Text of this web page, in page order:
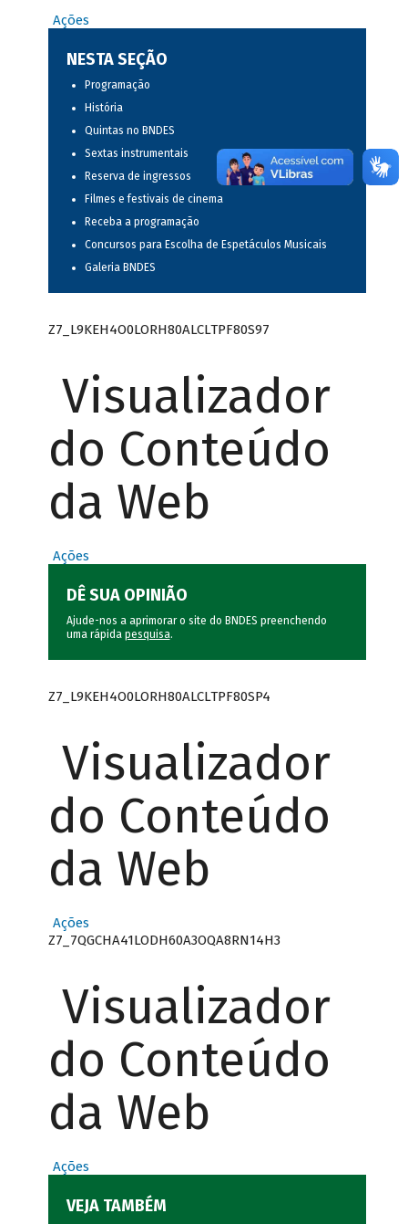
Ações
NESTA SEÇÃO
Programação
História
Quintas no BNDES
Sextas instrumentais
Reserva de ingressos
Filmes e festivais de cinema
Receba a programação
Concursos para Escolha de Espetáculos Musicais
Galeria BNDES
Z7_L9KEH4O0LORH80ALCLTPF80S97
Visualizador
do Conteúdo
da Web
Ações
DÊ SUA OPINIÃO
Ajude-nos a aprimorar o site do BNDES preenchendo
uma rápida pesquisa.
Z7_L9KEH4O0LORH80ALCLTPF80SP4
Visualizador
do Conteúdo
da Web
Ações
Z7_7QGCHA41LODH60A3OQA8RN14H3
Visualizador
do Conteúdo
da Web
Ações
VEJA TAMBÉM